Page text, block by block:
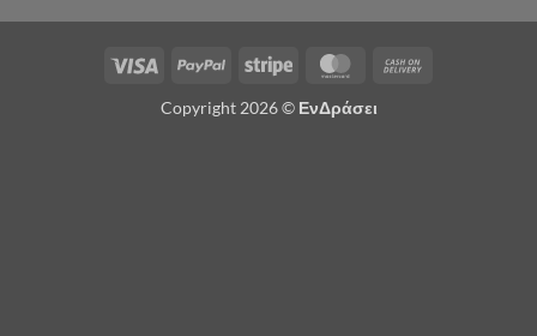
Visa PayPal Stripe MasterCard
Copyright 2026 © ΕνΔράσει